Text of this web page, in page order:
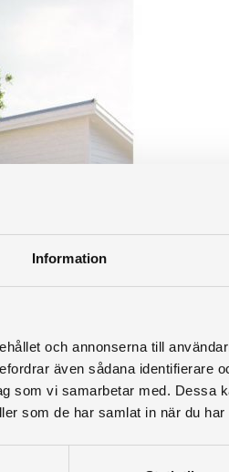
Information
och annonserna till
även sådana identifierare
som vi samarbetar med. Dessa
som de har samlat in när du